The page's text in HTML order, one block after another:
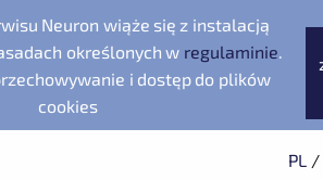
Neuron wiąże się z instalacją
określonych w regulaminie.
i dostęp do plików
cookies
PL /